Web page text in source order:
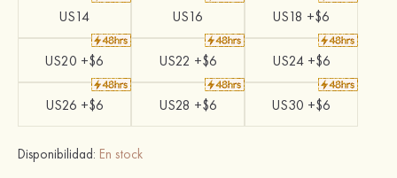
US14 US16 US18 +$6
US20 +$6 US22 +$6 US24 +$6
US26 +$6 US28 +$6 US30 +$6
Disponibilidad: En stock